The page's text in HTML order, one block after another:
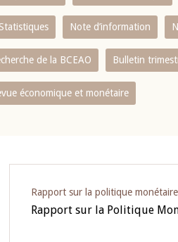
Note d’information
de la BCEAO Bulletin
économique et monétaire
Rapport sur la politique monétaire
Rapport sur la Politique